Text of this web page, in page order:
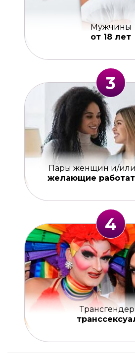
Мужчины
от 18 лет
3
Пары женщин и/
желающие
4